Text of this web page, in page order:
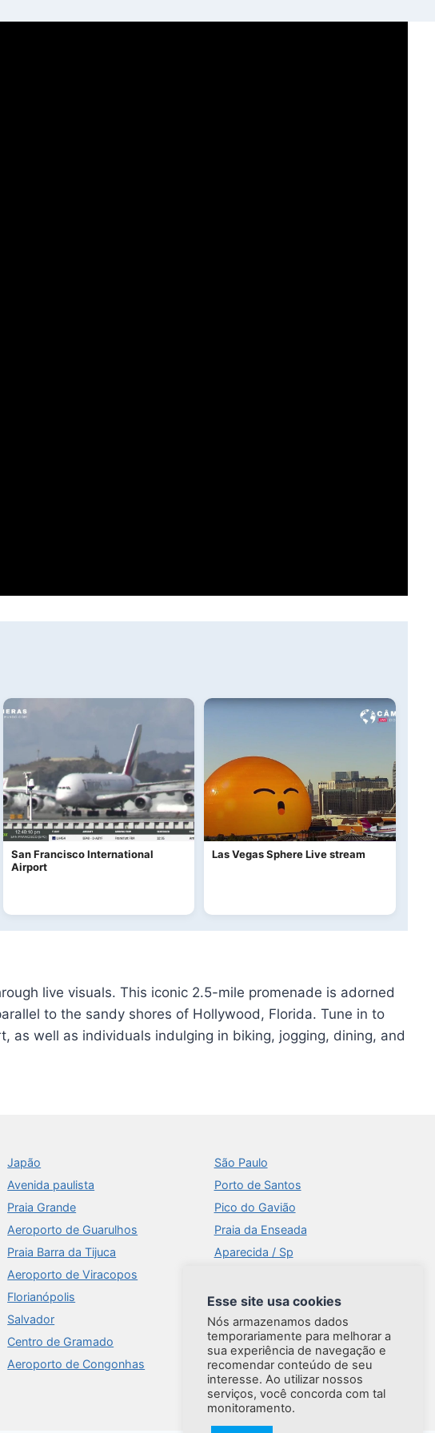
San Francisco International
Airport
Las Vegas Sphere Live stream
live visuals. This iconic 2.5-mile promenade is adorned
to the sandy shores of Hollywood, Florida. Tune in to
as well as individuals indulging in biking, jogging, dining, and
Japão
Avenida paulista
Praia Grande
Aeroporto de Guarulhos
Praia Barra da Tijuca
Aeroporto de Viracopos
Florianópolis
Salvador
Centro de Gramado
Aeroporto de Congonhas
São Paulo
Porto de Santos
Pico do Gavião
Praia da Enseada
Aparecida / Sp
Aeroportos
Ilhabela
Brasília
Praia do Forte
Esse site usa cookies
Nós armazenamos dados
temporariamente para melhorar a
sua experiência de navegação e
recomendar conteúdo de seu
interesse. Ao utilizar nossos
serviços, você concorda com tal
monitoramento.